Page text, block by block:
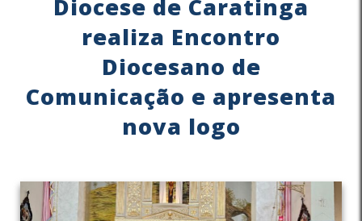
Diocese de Caratinga
realiza Encontro
Diocesano de
Comunicação e apresenta
nova logo